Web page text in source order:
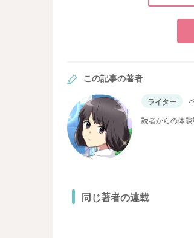
この記事の著者
ライター
読者からの体験
同じ著者の連載